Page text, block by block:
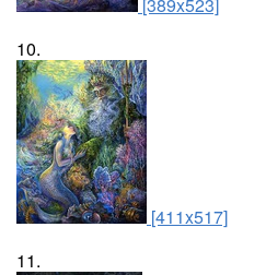
10.
[411x517]
11.